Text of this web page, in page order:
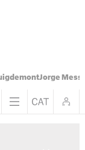
Jorge Messi